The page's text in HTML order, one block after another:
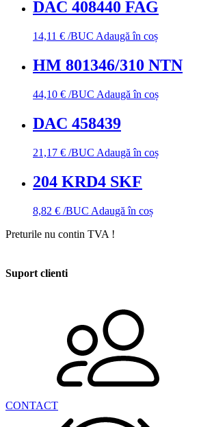
DAC 408440 FAG
14,11 € /BUC Adaugă în coș
HM 801346/310 NTN
44,10 € /BUC Adaugă în coș
DAC 458439
21,17 € /BUC Adaugă în coș
204 KRD4 SKF
8,82 € /BUC Adaugă în coș
Preturile nu contin TVA !
Suport clienti
CONTACT